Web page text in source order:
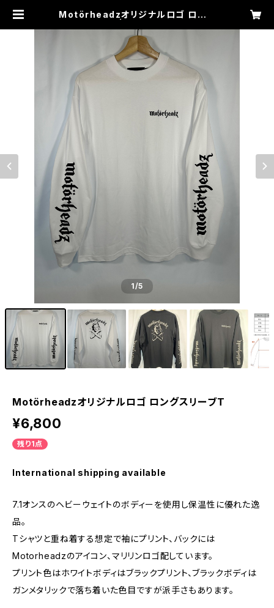
Motörheadzオリジナルロゴ ロング
1/5
Motörheadzオリジナルロゴ ロングスリーブT
¥6,800
残り1点
International shipping available
7.1オンスのヘビーウェイトのボディーを使用し保温性に優れた逸
品。
Tシャツと重ね着する想定で袖にプリント、バックには
Motorheadzのアイコン、マリリンロゴ配しています。
プリント色はホワイトボディはブラックプリント、ブラックボディは
ガンメタリックで落ち着いた色目ですが派手さもあります。